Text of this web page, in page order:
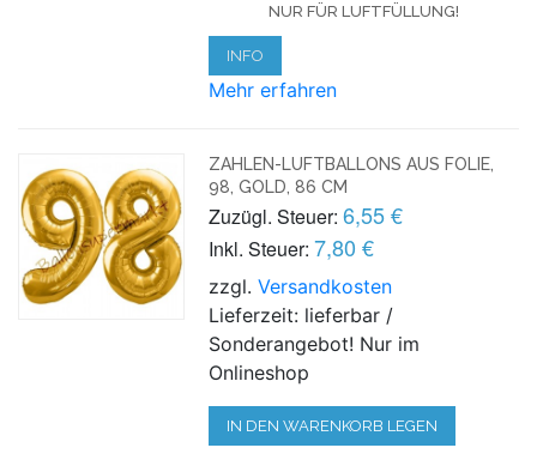
NUR FÜR LUFTFÜLLUNG!
INFO
Mehr erfahren
ZAHLEN-LUFTBALLONS AUS FOLIE,
98, GOLD, 86 CM
Zuzügl. Steuer: 6,55 €
Inkl. Steuer: 7,80 €
zzgl.Versandkosten
Lieferzeit: lieferbar /
Sonderangebot! Nur im
Onlineshop
IN DEN WARENKORB LEGEN